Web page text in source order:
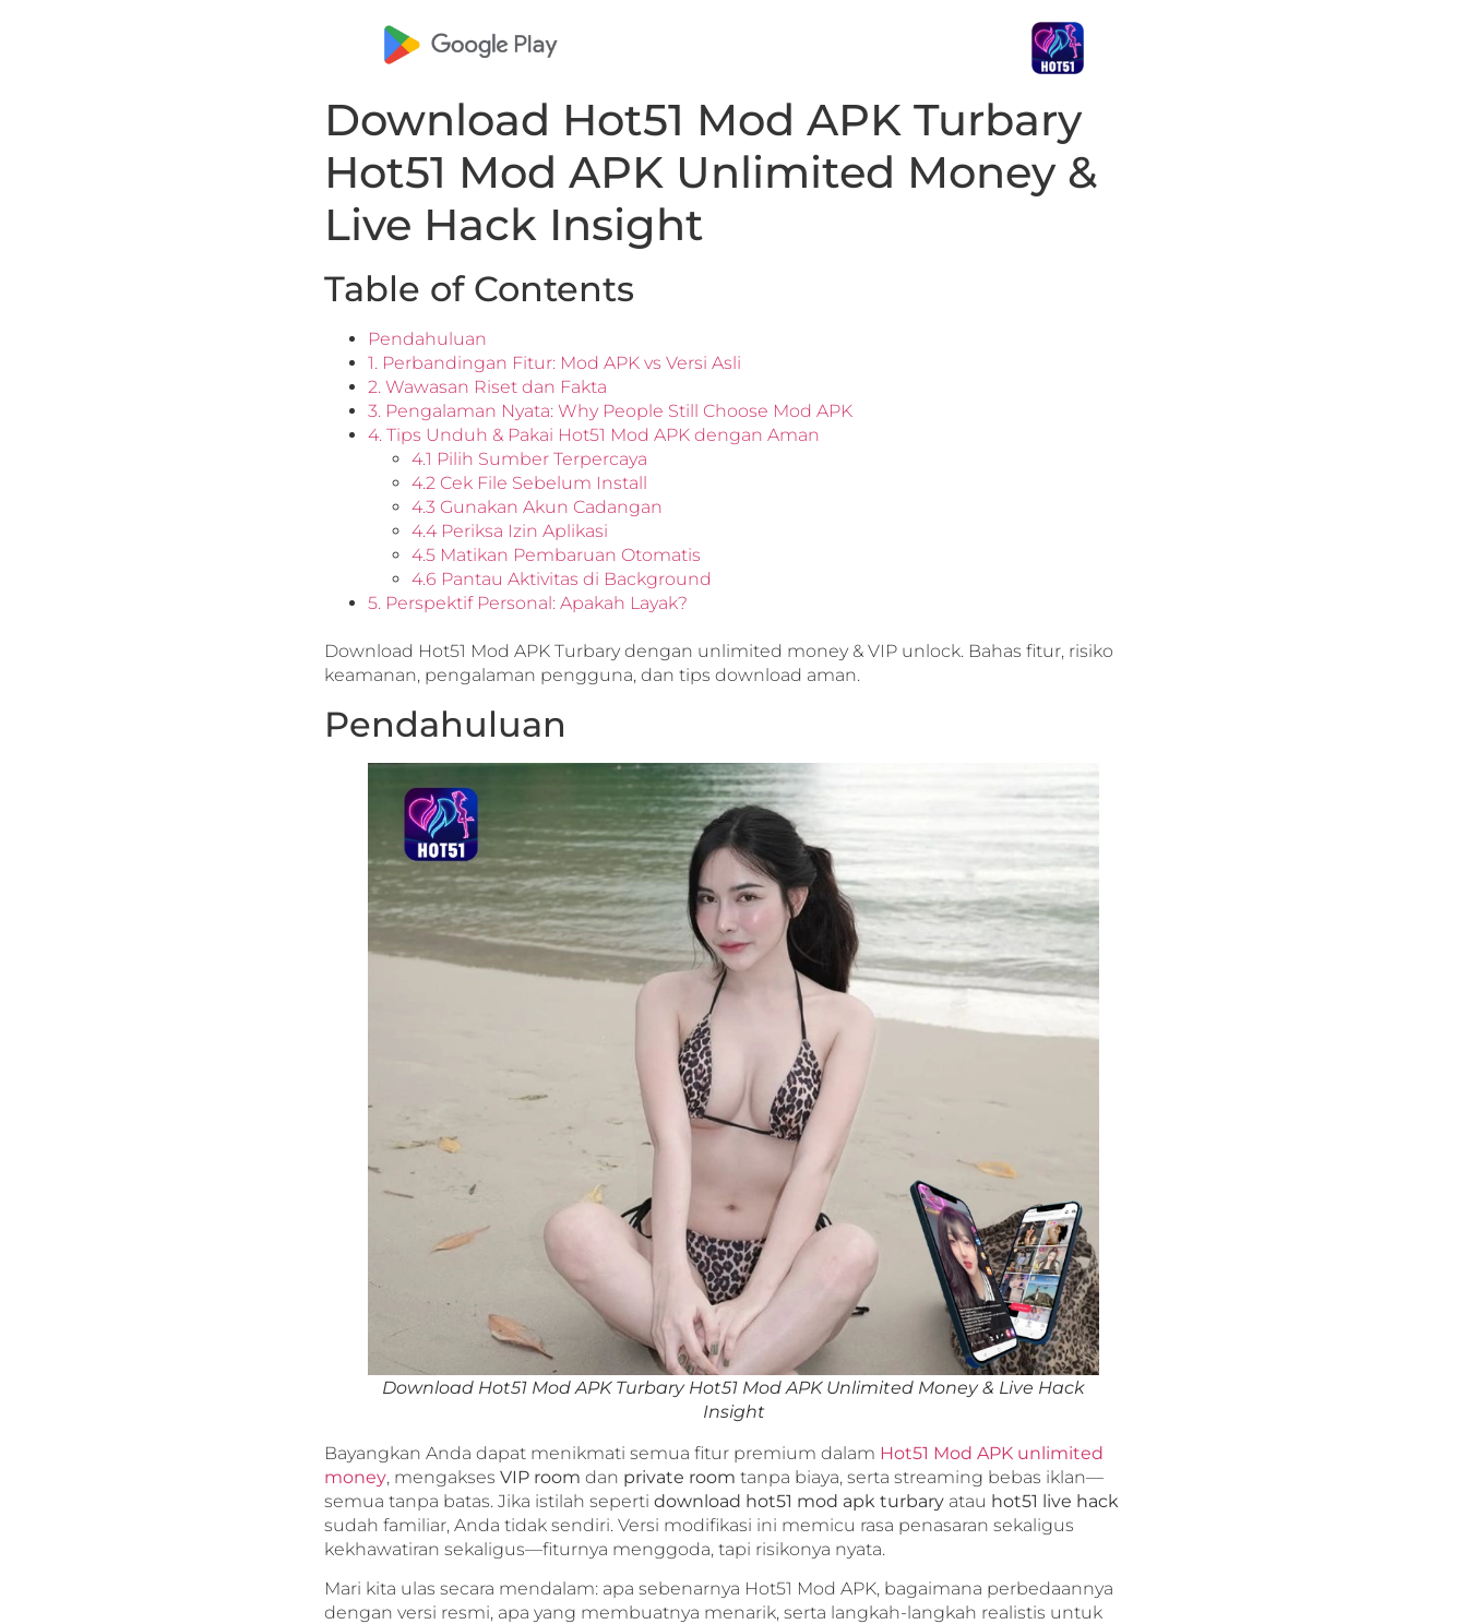
Download Hot51 Mod APK Turbary
Hot51 Mod APK Unlimited Money &
Live Hack Insight
Table of Contents
Pendahuluan
1. Perbandingan Fitur: Mod APK vs Versi Asli
2. Wawasan Riset dan Fakta
3. Pengalaman Nyata: Why People Still Choose Mod APK
4. Tips Unduh & Pakai Hot51 Mod APK dengan Aman
4.1 Pilih Sumber Terpercaya
4.2 Cek File Sebelum Install
4.3 Gunakan Akun Cadangan
4.4 Periksa Izin Aplikasi
4.5 Matikan Pembaruan Otomatis
4.6 Pantau Aktivitas di Background
5. Perspektif Personal: Apakah Layak?
Download Hot51 Mod APK Turbary dengan unlimited money & VIP unlock. Bahas fitur, risiko
keamanan, pengalaman pengguna, dan tips download aman.
Pendahuluan
Download Hot51 Mod APK Turbary Hot51 Mod APK Unlimited Money & Live Hack
Insight
Bayangkan Anda dapat menikmati semua fitur premium dalam Hot51 Mod APK unlimited
money, mengakses VIP room dan private room tanpa biaya, serta streaming bebas iklan—
semua tanpa batas. Jika istilah seperti download hot51 mod apk turbary atau hot51 live hack
sudah familiar, Anda tidak sendiri. Versi modifikasi ini memicu rasa penasaran sekaligus
kekhawatiran sekaligus—fiturnya menggoda, tapi risikonya nyata.
Mari kita ulas secara mendalam: apa sebenarnya Hot51 Mod APK, bagaimana perbedaannya
dengan versi resmi, apa yang membuatnya menarik, serta langkah-langkah realistis untuk